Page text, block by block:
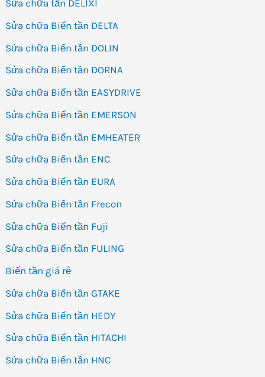
Sửa chữa tần DELIXI
Sửa chữa Biến tần DELTA
Sửa chữa Biến tần DOLIN
Sửa chữa Biến tần DORNA
Sửa chữa Biến tần EASYDRIVE
Sửa chữa Biến tần EMERSON
Sửa chữa Biến tần EMHEATER
Sửa chữa Biến tần ENC
Sửa chữa Biến tần EURA
Sửa chữa Biến tần Frecon
Sửa chữa Biến tần Fuji
Sửa chữa Biến tần FULING
Biến tần giá rẻ
Sửa chữa Biến tần GTAKE
Sửa chữa Biến tần HEDY
Sửa chữa Biến tần HITACHI
Sửa chữa Biến tần HNC